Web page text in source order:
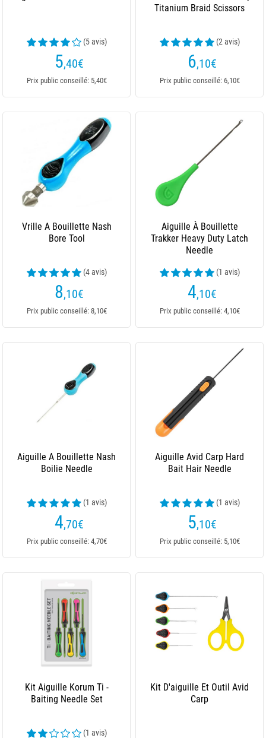
(5 avis)
5,40€
Prix public conseillé: 5,40€
Titanium Braid Scissors
(2 avis)
6,10€
Prix public conseillé: 6,10€
Vrille A Bouillette Nash
Bore Tool
(4 avis)
8,10€
Prix public conseillé: 8,10€
Aiguille À Bouillette
Trakker Heavy Duty Latch
Needle
(1 avis)
4,10€
Prix public conseillé: 4,10€
Aiguille A Bouillette Nash
Boilie Needle
(1 avis)
4,70€
Prix public conseillé: 4,70€
Aiguille Avid Carp Hard
Bait Hair Needle
(1 avis)
5,10€
Prix public conseillé: 5,10€
Kit Aiguille Korum Ti -
Baiting Needle Set
(1 avis)
Kit D'aiguille Et Outil Avid
Carp